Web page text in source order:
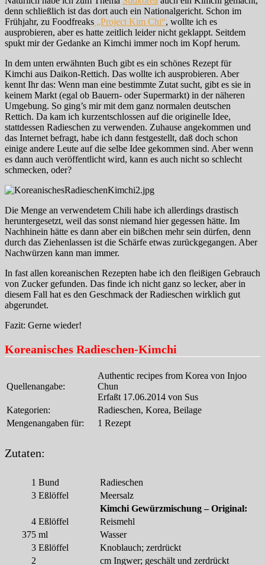
denn schließlich ist das dort auch ein Nationalgericht. Schon im
Frühjahr, zu Foodfreaks „Project Kim Chi“, wollte ich es
ausprobieren, aber es hatte zeitlich leider nicht geklappt. Seitdem
spukt mir der Gedanke an Kimchi immer noch im Kopf herum.
In dem unten erwähnten Buch gibt es ein schönes Rezept für
Kimchi aus Daikon-Rettich. Das wollte ich ausprobieren. Aber
kennt Ihr das: Wenn man eine bestimmte Zutat sucht, gibt es sie in
keinem Markt (egal ob Bauern- oder Supermarkt) in der näheren
Umgebung. So ging’s mir mit dem ganz normalen deutschen
Rettich. Da kam ich kurzentschlossen auf die originelle Idee,
stattdessen Radieschen zu verwenden. Zuhause angekommen und
das Internet befragt, habe ich dann festgestellt, daß doch schon
einige andere Leute auf die selbe Idee gekommen sind. Aber wenn
es dann auch veröffentlicht wird, kann es auch nicht so schlecht
schmecken, oder?
Die Menge an verwendetem Chili habe ich allerdings drastisch
heruntergesetzt, weil das sonst niemand hier gegessen hätte. Im
Nachhinein hätte es dann aber ein bißchen mehr sein dürfen, denn
durch das Ziehenlassen ist die Schärfe etwas zurückgegangen. Aber
Nachwürzen kann man immer.
In fast allen koreanischen Rezepten habe ich den fleißigen Gebrauch
von Zucker gefunden. Das finde ich nicht ganz so lecker, aber in
diesem Fall hat es den Geschmack der Radieschen wirklich gut
abgerundet.
Fazit: Gerne wieder!
Koreanisches Radieschen-Kimchi
Quellenangabe:
Authentic recipes from Korea von Injoo
Chun
Erfaßt 17.06.2014 von Sus
Kategorien:
Radieschen, Korea, Beilage
Mengenangaben für:
1 Rezept
Zutaten:
1 Bund
Radieschen
3 Eßlöffel
Meersalz
Kimchi Gewürzmischung – Original:
4 Eßlöffel
Reismehl
375 ml
Wasser
3 Eßlöffel
Knoblauch; zerdrückt
2
cm Ingwer; geschält und zerdrückt